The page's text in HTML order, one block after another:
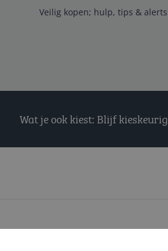
Veilig kopen; hulp, tips & alerts
Wat je ook kiest: Blijf kieskeurig